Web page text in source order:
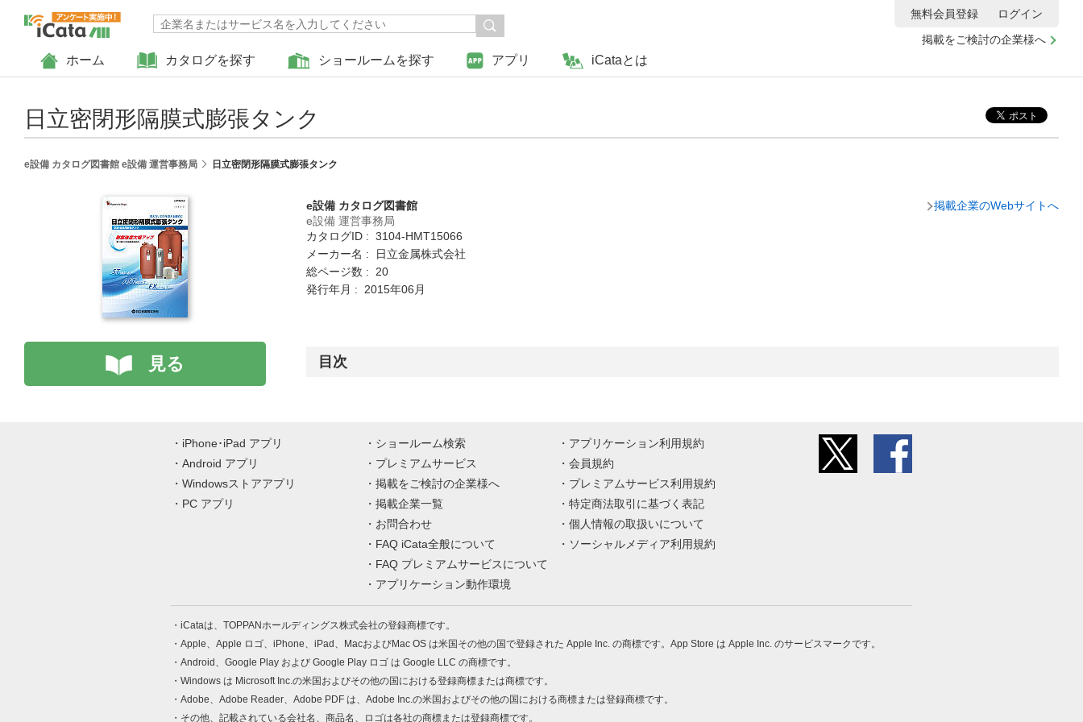
ホーム カタログを探す ショールームを探す アプリ iCataとは
掲載をご検討の企業様へ
無料会員登録 ログイン
日立密閉形隔膜式膨張タンク
e設備 カタログ図書館 e設備 運営事務局 日立密閉形隔膜式膨張タンク
見る
e設備 カタログ図書館
e設備 運営事務局
カタログID : 3104-HMT15066
メーカー名 : 日立金属株式会社
総ページ数 : 20
発行年月 : 2015年06月
掲載企業のWebサイトへ
目次
iPhone･iPad アプリ
Android アプリ
Windowsストアアプリ
PC アプリ
ショールーム検索
プレミアムサービス
掲載をご検討の企業様へ
掲載企業一覧
お問合わせ
FAQ iCata全般について
FAQ プレミアムサービスについて
アプリケーション動作環境
アプリケーション利用規約
会員規約
プレミアムサービス利用規約
特定商法取引に基づく表記
個人情報の取扱いについて
ソーシャルメディア利用規約
iCataは、TOPPANホールディングス株式会社の登録商標です。
Apple、Apple ロゴ、iPhone、iPad、MacおよびMac OS は米国その他の国で登録された Apple Inc. の商標です。App Store は Apple Inc. のサービスマークです。
Android、Google Play および Google Play ロゴ は Google LLC の商標です。
Windows は Microsoft Inc.の米国およびその他の国における登録商標または商標です。
Adobe、Adobe Reader、Adobe PDF は、Adobe Inc.の米国およびその他の国における商標または登録商標です。
その他、記載されている会社名、商品名、ロゴは各社の商標または登録商標です。